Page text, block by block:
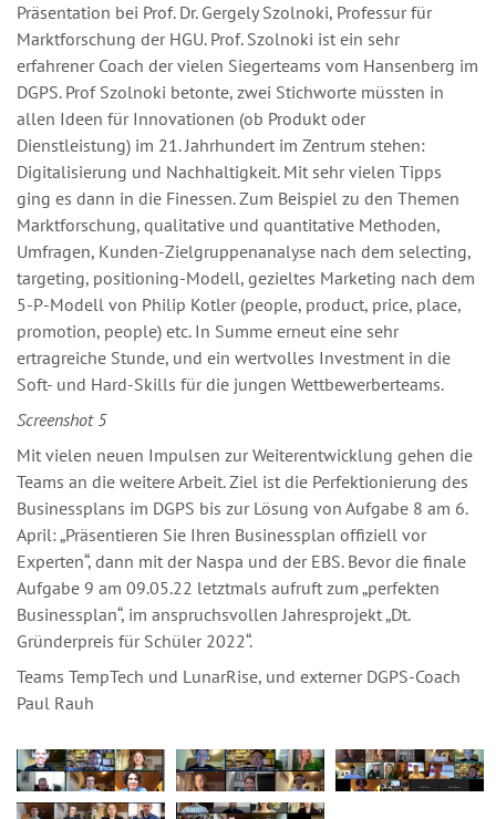
Präsentation bei Prof. Dr. Gergely Szolnoki, Professur für
Marktforschung der HGU. Prof. Szolnoki ist ein sehr
erfahrener Coach der vielen Siegerteams vom Hansenberg im
DGPS. Prof Szolnoki betonte, zwei Stichworte müssten in
allen Ideen für Innovationen (ob Produkt oder
Dienstleistung) im 21. Jahrhundert im Zentrum stehen:
Digitalisierung und Nachhaltigkeit. Mit sehr vielen Tipps
ging es dann in die Finessen. Zum Beispiel zu den Themen
Marktforschung, qualitative und quantitative Methoden,
Umfragen, Kunden-Zielgruppenanalyse nach dem selecting,
targeting, positioning-Modell, gezieltes Marketing nach dem
5-P-Modell von Philip Kotler (people, product, price, place,
promotion, people) etc. In Summe erneut eine sehr
ertragreiche Stunde, und ein wertvolles Investment in die
Soft- und Hard-Skills für die jungen Wettbewerberteams.
Screenshot 5
Mit vielen neuen Impulsen zur Weiterentwicklung gehen die
Teams an die weitere Arbeit. Ziel ist die Perfektionierung des
Businessplans im DGPS bis zur Lösung von Aufgabe 8 am 6.
April: „Präsentieren Sie Ihren Businessplan offiziell vor
Experten“, dann mit der Naspa und der EBS. Bevor die finale
Aufgabe 9 am 09.05.22 letztmals aufruft zum „perfekten
Businessplan“, im anspruchsvollen Jahresprojekt „Dt.
Gründerpreis für Schüler 2022“.
Teams TempTech und LunarRise, und externer DGPS-Coach
Paul Rauh